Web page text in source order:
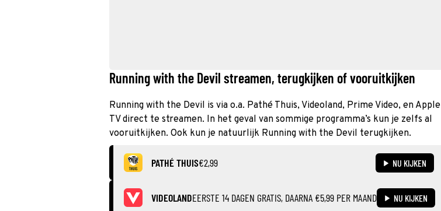
Running with the Devil streamen, terugkijken of vooruitkijken
Running with the Devil is via o.a. Pathé Thuis, Videoland, Prime Video, en Apple
TV direct te streamen. In het geval van sommige programma’s kun je zelfs al
vooruitkijken. Ook kun je natuurlijk Running with the Devil terugkijken.
PATHÉ THUIS€2,99 NU KIJKEN
VIDEOLANDEERSTE 14 DAGEN GRATIS, DAARNA €5,99 PER MAAND NU KIJKEN